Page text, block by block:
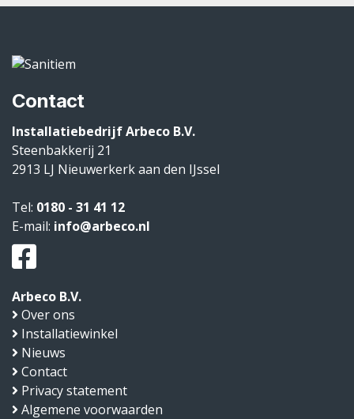
Contact
Installatiebedrijf Arbeco B.V.
Steenbakkerij 21
2913 LJ Nieuwerkerk aan den IJssel
Tel: 0180 - 31 41 12
E-mail: info@arbeco.nl
Arbeco B.V.
Over ons
Installatiewinkel
Nieuws
Contact
Privacy statement
Algemene voorwaarden